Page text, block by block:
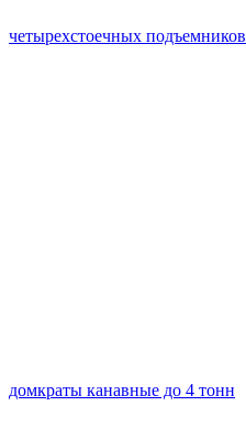
четырехстоечных подъемников
домкраты канавные до 4 тонн